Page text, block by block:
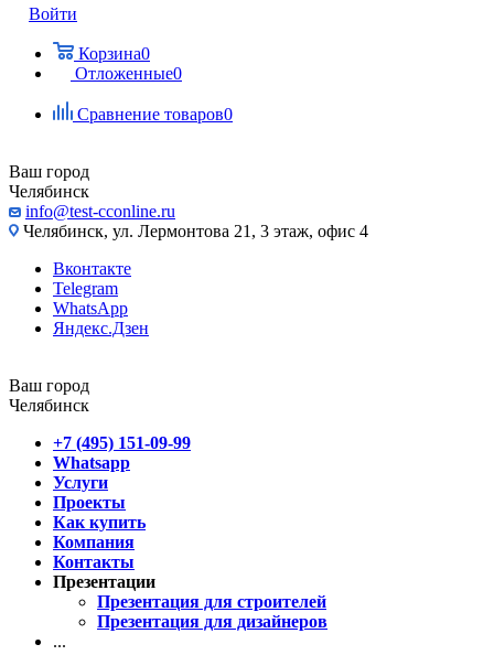
Войти
Корзина0
Отложенные0
Сравнение товаров0
Ваш город
Челябинск
info@test-cconline.ru
Челябинск, ул. Лермонтова 21, 3 этаж, офис 4
Вконтакте
Telegram
WhatsApp
Яндекс.Дзен
Ваш город
Челябинск
+7 (495) 151-09-99
Whatsapp
Услуги
Проекты
Как купить
Компания
Контакты
Презентации
Презентация для строителей
Презентация для дизайнеров
...